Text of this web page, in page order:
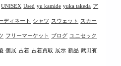
UNISEX Used yu kamide yuka takeda ア
ディネート シャツ スウェット スカー
フリーマーケット ブログ ユニセック
個展 古着 古着買取 展示 新品 武田有